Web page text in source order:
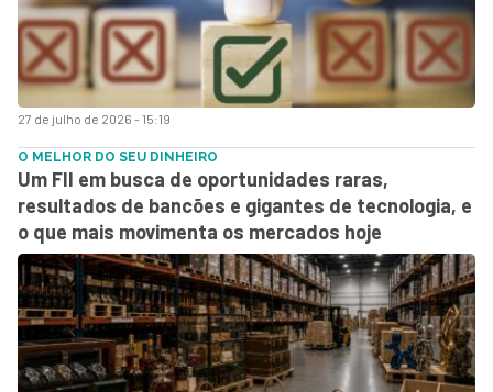
27 de julho de 2026 - 15:19
O MELHOR DO SEU DINHEIRO
Um FII em busca de oportunidades raras,
resultados de bancões e gigantes de tecnologia, e
o que mais movimenta os mercados hoje